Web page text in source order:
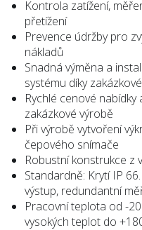
Kontrola zatížení,
přetížení
Prevence údržby pro
nákladů
Snadná výměna a
systému díky
Rychlé cenové
zakázkové výrobě
Při výrobě vytvoření
čepového snímače
Robustní konstrukce z
Standardně: Krytí IP
výstup, redundantní
Pracovní teplota od -
vysokých teplot do